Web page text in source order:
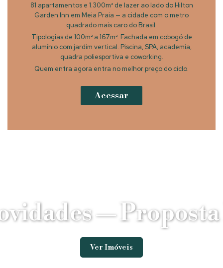
81 apartamentos e 1.300m² de lazer ao lado do Hilton
Garden Inn em Meia Praia — a cidade com o metro
quadrado mais caro do Brasil.
Tipologias de 100m² a 167m². Fachada em cobogó de
alumínio com jardim vertical. Piscina, SPA, academia,
quadra poliesportiva e coworking.
Quem entra agora entra no melhor preço do ciclo.
Acessar
—
Ver Imóveis